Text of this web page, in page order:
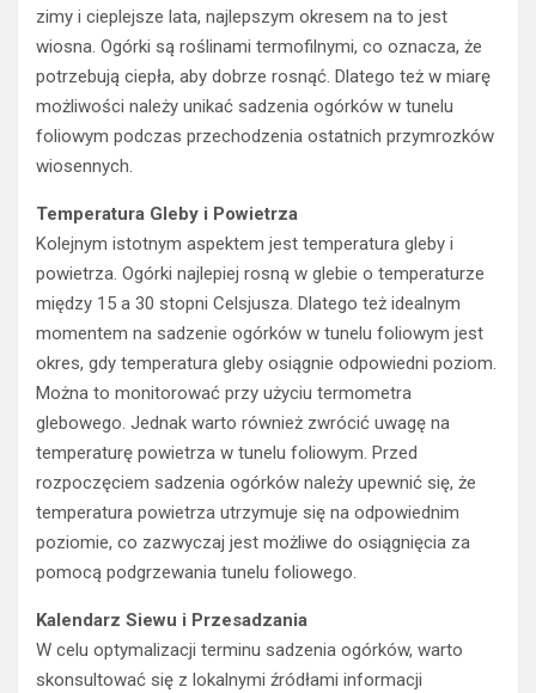
zimy i cieplejsze lata, najlepszym okresem na to jest
wiosna. Ogórki są roślinami termofilnymi, co oznacza, że
potrzebują ciepła, aby dobrze rosnąć. Dlatego też w miarę
możliwości należy unikać sadzenia ogórków w tunelu
foliowym podczas przechodzenia ostatnich przymrozków
wiosennych.
Temperatura Gleby i Powietrza
Kolejnym istotnym aspektem jest temperatura gleby i
powietrza. Ogórki najlepiej rosną w glebie o temperaturze
między 15 a 30 stopni Celsjusza. Dlatego też idealnym
momentem na sadzenie ogórków w tunelu foliowym jest
okres, gdy temperatura gleby osiągnie odpowiedni poziom.
Można to monitorować przy użyciu termometra
glebowego. Jednak warto również zwrócić uwagę na
temperaturę powietrza w tunelu foliowym. Przed
rozpoczęciem sadzenia ogórków należy upewnić się, że
temperatura powietrza utrzymuje się na odpowiednim
poziomie, co zazwyczaj jest możliwe do osiągnięcia za
pomocą podgrzewania tunelu foliowego.
Kalendarz Siewu i Przesadzania
W celu optymalizacji terminu sadzenia ogórków, warto
skonsultować się z lokalnymi źródłami informacji